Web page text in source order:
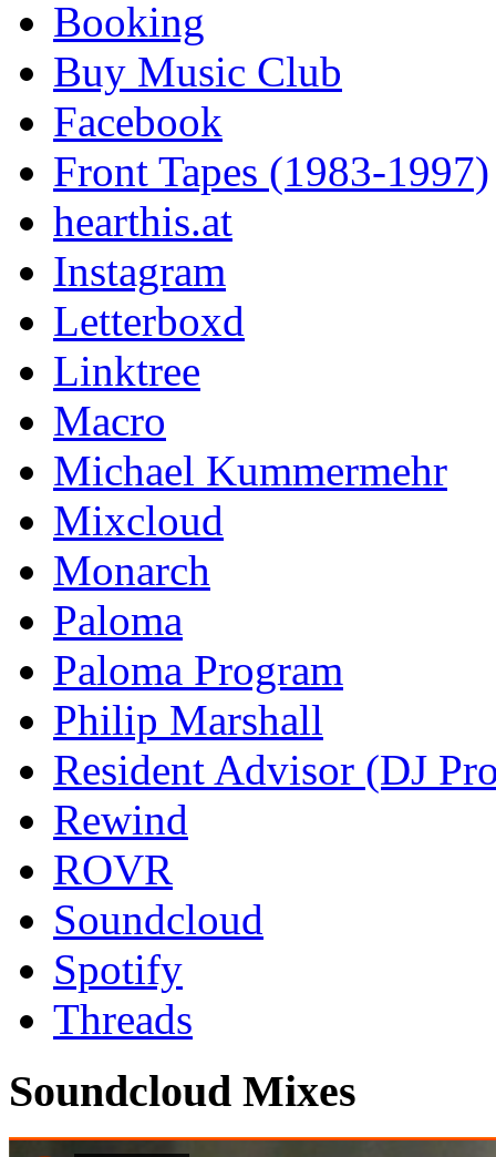
Booking
Buy Music Club
Facebook
Front Tapes (1983-1997)
hearthis.at
Instagram
Letterboxd
Linktree
Macro
Michael Kummermehr
Mixcloud
Monarch
Paloma
Paloma Program
Philip Marshall
Resident Advisor (DJ
Rewind
ROVR
Soundcloud
Spotify
Threads
Soundcloud Mixes